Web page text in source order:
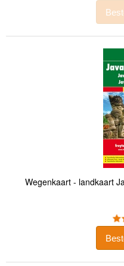
Wegenkaart - landkaart